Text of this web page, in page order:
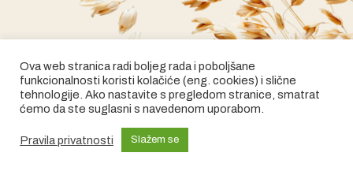
2024 © Artisana
Ova web stranica radi boljeg rada i poboljšane
funkcionalnosti koristi kolačiće (eng. cookies) i slične
tehnologije. Ako nastavite s pregledom stranice, smatrat
ćemo da ste suglasni s navedenom uporabom.
Pravila privatnosti Slažem se